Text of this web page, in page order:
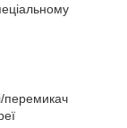
перемикач